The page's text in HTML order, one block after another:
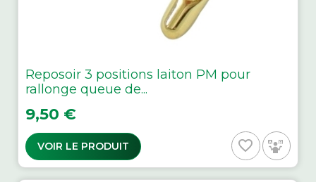
Reposoir 3 positions laiton PM pour
rallonge queue de...
Prix
9,50 €
VOIR LE PRODUIT favorite_border